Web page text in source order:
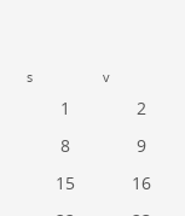
s v
1
2
8
9
15
16